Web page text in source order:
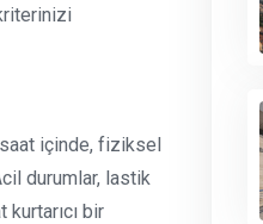
saat içinde, fiziksel
durumlar, lastik
kurtarıcı bir